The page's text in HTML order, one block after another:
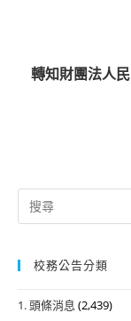
轉知財團法人
Search
for:
校務公告分類
1. 頭條消息 (2,439)